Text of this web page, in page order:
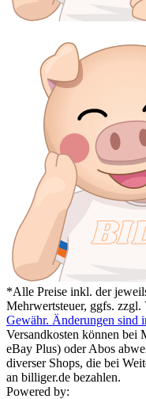
*Alle Preise inkl. der
Mehrwertsteuer, ggfs. zzgl.
Gewähr. Änderungen sind
Versandkosten können bei
eBay Plus) oder Abos
diverser Shops, die bei
an billiger.de bezahlen.
Powered by: